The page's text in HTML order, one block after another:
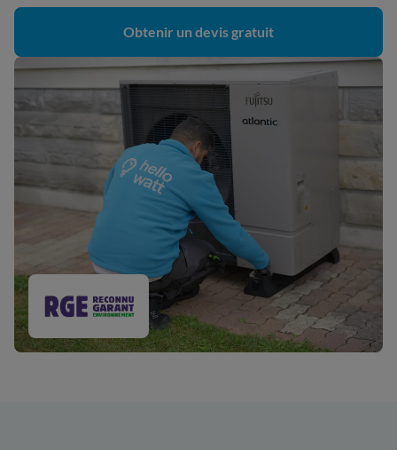
Obtenir un devis gratuit